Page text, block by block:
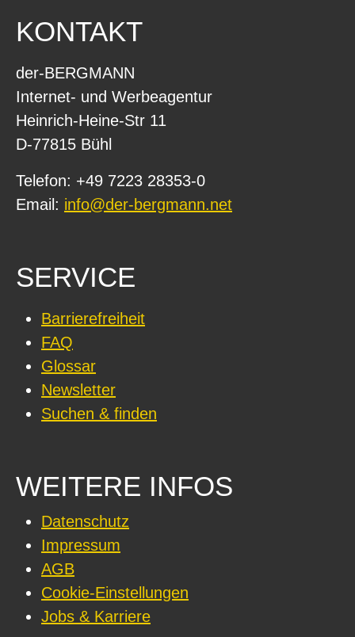
KONTAKT
der-BERGMANN
Internet- und Werbeagentur
Heinrich-Heine-Str 11
D-77815 Bühl
Telefon: +49 7223 28353-0
Email: info@der-bergmann.net
SERVICE
Barrierefreiheit
FAQ
Glossar
Newsletter
Suchen & finden
WEITERE INFOS
Datenschutz
Impressum
AGB
Cookie-Einstellungen
Jobs & Karriere